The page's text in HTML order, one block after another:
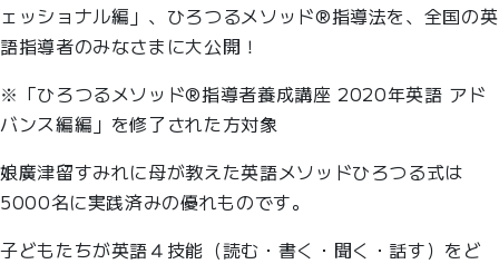
ェッショナル編」、ひろつるメソッド®指導法を、全国の英
語指導者のみなさまに大公開！
※「ひろつるメソッド®︎指導者養成講座 2020年英語 アド
バンス編編」を修了された方対象
娘廣津留すみれに母が教えた英語メソッドひろつる式は
5000名に実践済みの優れものです。
子どもたちが英語４技能（読む・書く・聞く・話す）をど